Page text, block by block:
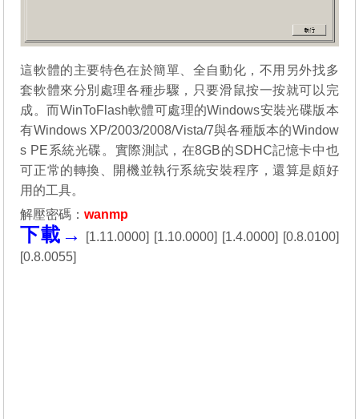
這軟體的主要特色在於簡單、全自動化，不用另外找多
套軟體來分別處理各種步驟，只要滑鼠按一按就可以完
成。而WinToFlash軟體可處理的Windows安裝光碟版本
有Windows XP/2003/2008/Vista/7與各種版本的Window
s PE系統光碟。實際測試，在8GB的SDHC記憶卡中也
可正常的轉換、開機並執行系統安裝程序，還算是頗好
用的工具。
解壓密碼：wanmp
下載→ [1.11.0000] [1.10.0000] [1.4.0000] [0.8.0100]
[0.8.0055]